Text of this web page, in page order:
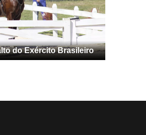
do Exército Brasileiro